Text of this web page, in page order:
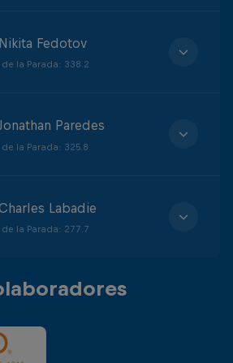
Nikita Fedotov
de la Parada: 338.2
Paredes
de la Parada: 325.8
Labadie
de la Parada: 277.7